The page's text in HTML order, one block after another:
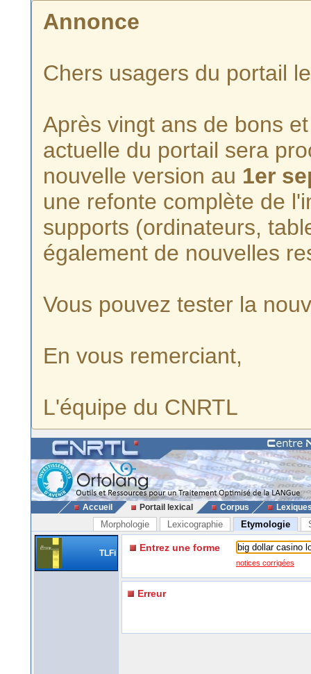
Annonce
Chers usagers du portail
Après vingt ans de bons
actuelle du portail sera
nouvelle version au 1er
une refonte complète de
supports (ordinateurs,
également de nouvelles
Vous pouvez tester la
En vous remerciant,
L'équipe du CNRTL
Accueil Portail lexical Corpus
Morphologie Lexicographie Etymologie
TLFi Entrez une forme
notices corrigées
Erreur